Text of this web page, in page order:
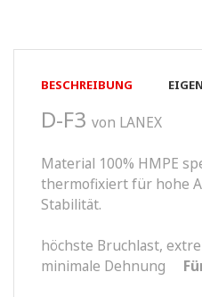
BESCHREIBUNG
D-F3 von LANEX
Material 100% HMPE
thermofixiert für hohe
Stabilität.
höchste Bruchlast,
minimale Dehnung